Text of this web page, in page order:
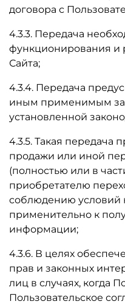
договора с
4.3.3. Передача
функционирования и
Сайта;
4.3.4. Передача
иным применимым
установленной
4.3.5. Такая передача
продажи или иной
(полностью или в
приобретателю
соблюдению условий
применительно к
информации;
4.3.6. В целях
прав и законных
лиц в случаях, когда
Пользовательское